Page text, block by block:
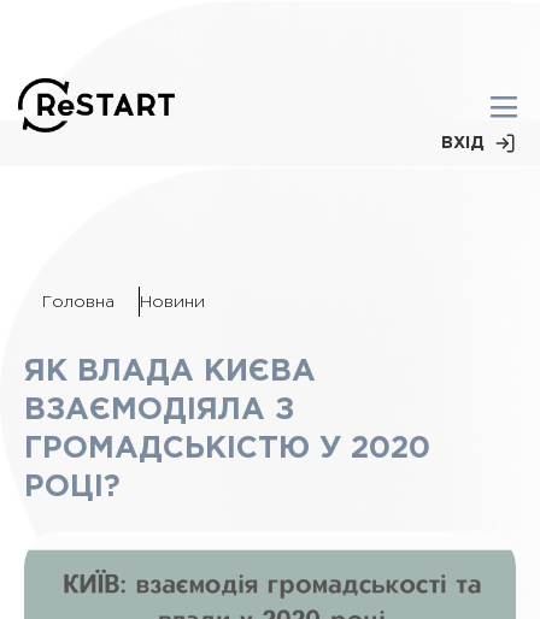
ВХІД
Головна Новини
ЯК ВЛАДА КИЄВА
ВЗАЄМОДІЯЛА З
ГРОМАДСЬКІСТЮ У 2020
РОЦІ?